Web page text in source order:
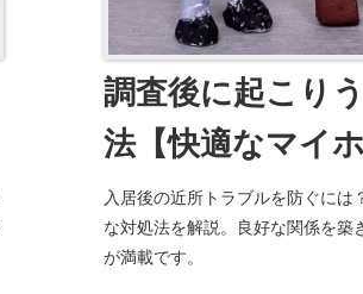
調査後に起こり
法【快適なマイ
入居後の近所トラブルを防ぐに
な対処法を解説。良好な関係を築
が満載です。